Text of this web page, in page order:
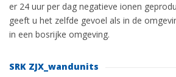
er 24 uur per dag negatieve ionen
geeft u het zelfde gevoel als in de
in een bosrijke omgeving.
SRK ZJX_wandunits